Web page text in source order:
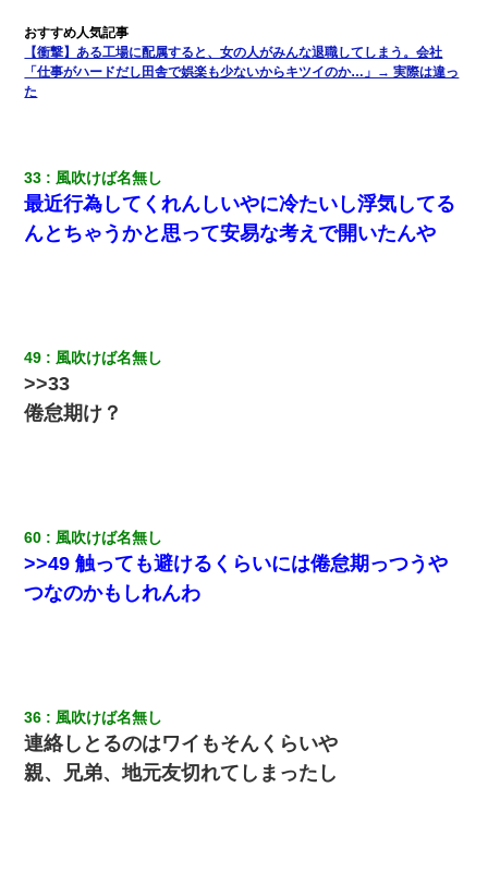
【衝撃】ある工場に配属すると、女の人がみんな退職してしまう。会社
「仕事がハードだし田舎で娯楽も少ないからキツイのか…」→ 実際は違っ
た
33 風吹けば名無し
最近行為してくれんしいやに冷たいし浮気してる
んとちゃうかと思って安易な考えで開いたんや
49 風吹けば名無し
>>33
倦怠期け？
60 風吹けば名無し
>>49 触っても避けるくらいには倦怠期っつうや
つなのかもしれんわ
36 風吹けば名無し
連絡しとるのはワイもそんくらいや
親、兄弟、地元友切れてしまったし